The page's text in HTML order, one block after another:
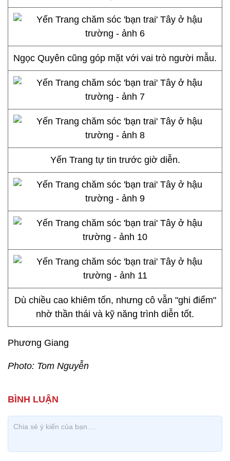
Ngọc Quyên cũng góp mặt với vai trò người mẫu.
Yến Trang tự tin trước giờ diễn.
Dù chiều cao khiêm tốn, nhưng cô vẫn "ghi điểm"
nhờ thần thái và kỹ năng trình diễn tốt.
Phương Giang
Photo: Tom Nguyễn